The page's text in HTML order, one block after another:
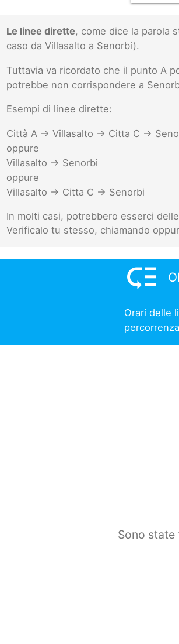
Le linee dirette, come dice la parola
caso da Villasalto a Senorbi).
Tuttavia va ricordato che il punto A
potrebbe non corrispondere a
Esempi di linee dirette:
Città A -> Villasalto -> Citta C ->
oppure
Villasalto -> Senorbi
oppure
Villasalto -> Citta C -> Senorbi
In molti casi, potrebbero esserci
Verificalo tu stesso, chiamando
low_priority
Orari delle
Sono